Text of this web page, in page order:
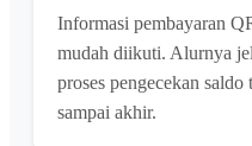
Informasi pembayaran
mudah diikuti. Alurnya
proses pengecekan
sampai akhir.